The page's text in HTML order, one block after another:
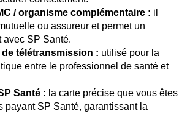
/ organisme complémentaire : il
ou assureur et permet un
avec SP Santé.
de télétransmission : utilisé pour la
entre le professionnel de santé et
Santé : la carte précise que vous êtes
payant SP Santé, garantissant la